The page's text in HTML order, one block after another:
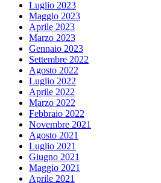
Luglio 2023
Maggio 2023
Aprile 2023
Marzo 2023
Gennaio 2023
Settembre 2022
Agosto 2022
Luglio 2022
Aprile 2022
Marzo 2022
Febbraio 2022
Novembre 2021
Agosto 2021
Luglio 2021
Giugno 2021
Maggio 2021
Aprile 2021